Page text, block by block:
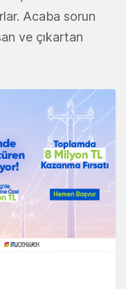
Acaba sorun
ve çıkartan